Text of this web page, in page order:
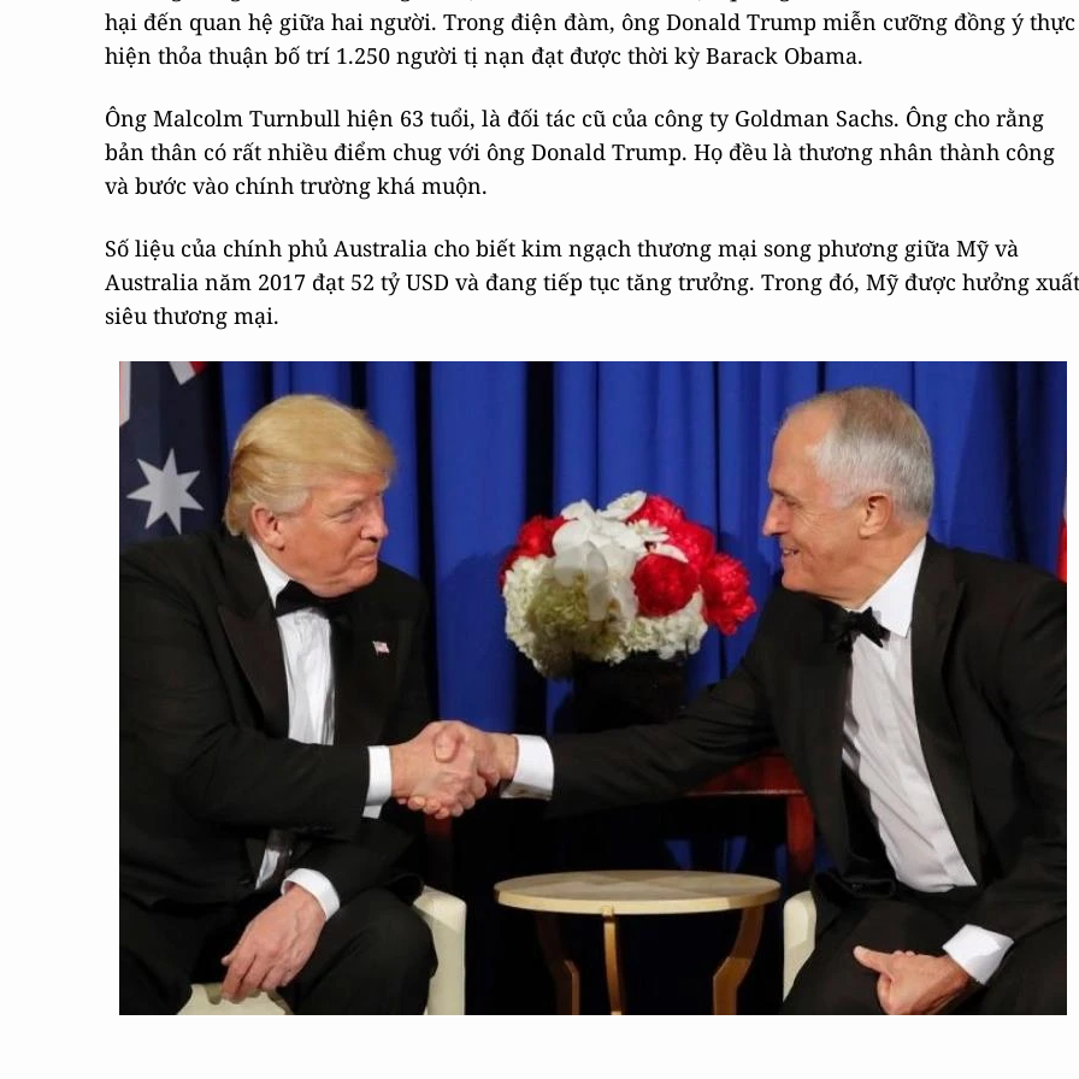
hại đến quan hệ giữa hai người. Trong điện đàm, ông Donald Trump miễn cưỡng đồng ý thực
hiện thỏa thuận bố trí 1.250 người tị nạn đạt được thời kỳ Barack Obama.
Ông Malcolm Turnbull hiện 63 tuổi, là đối tác cũ của công ty Goldman Sachs. Ông cho rằng
bản thân có rất nhiều điểm chug với ông Donald Trump. Họ đều là thương nhân thành công
và bước vào chính trường khá muộn.
Số liệu của chính phủ Australia cho biết kim ngạch thương mại song phương giữa Mỹ và
Australia năm 2017 đạt 52 tỷ USD và đang tiếp tục tăng trưởng. Trong đó, Mỹ được hưởng xuất
siêu thương mại.